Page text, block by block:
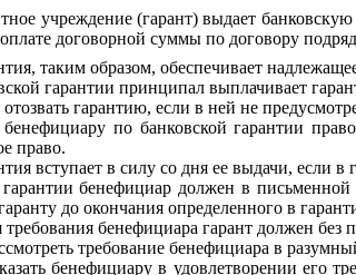
учреждение (гарант) выдает
договорной суммы по договору
таким образом, обеспечивает
гарантии принципал выплачивает
гарантию, если в ней не
по банковской гарантии
право.
вступает в силу со дня ее выдачи, если
бенефициар должен в
до окончания определенного в
бенефициара гарант должен
требование бенефициара в
бенефициару в удовлетворении его